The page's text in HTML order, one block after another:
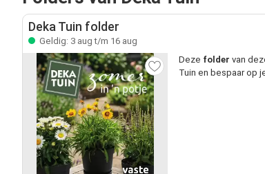
Deka Tuin folder
Geldig: 3 aug t/m 16 aug
Deze folder van
Tuin en bespaar op